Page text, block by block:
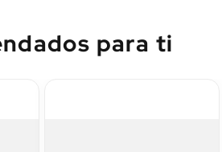
para ti